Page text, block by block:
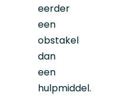
eerder
een
obstakel
dan
een
hulpmiddel.